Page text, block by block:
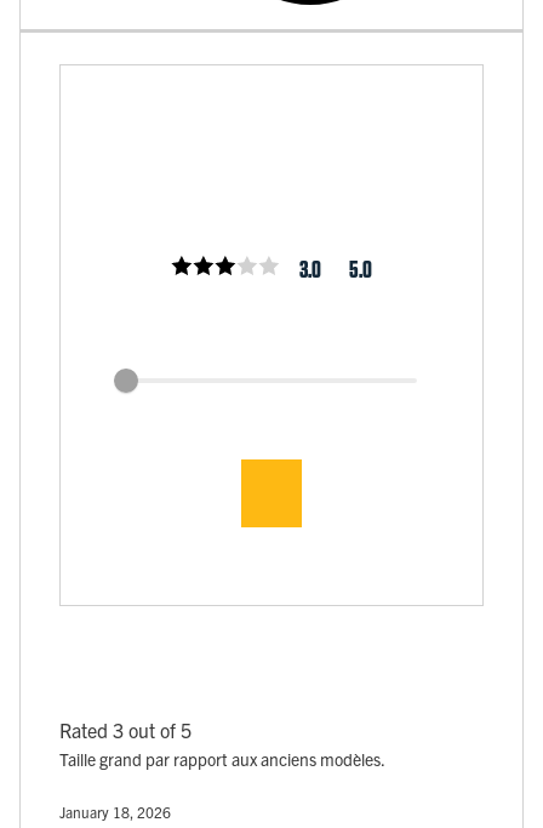
3.0 5.0
Rated 3 out of 5
Taille grand par rapport aux anciens modèles.
January 18, 2026